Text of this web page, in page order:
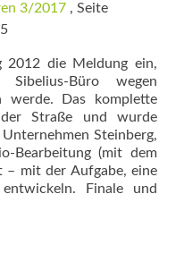
3/2017 , Seite
2012 die Mel­dung ein,
Büro wegen
werde. Das komplette
Straße und wurde
Stein­berg,
Bearbeitung (mit dem
– mit der Aufgabe, eine
Finale und